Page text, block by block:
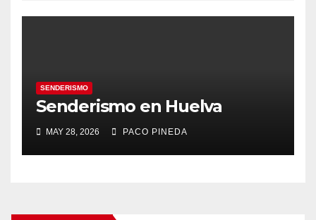
SENDERISMO
Senderismo en Huelva
MAY 28, 2026 PACO PINEDA